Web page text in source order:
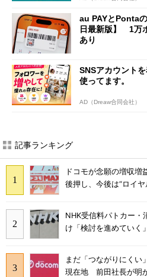
au PAYとPonta
日最新版】 1万
あり
SNSアカウント
使ってます。
AD（Dreaw合同会社）
記事ランキング
ドコモが念願の増収
後押し、今後は“ロイ
NHK受信料パトカー・
け「検討を進めていく
まだ「つながりにくい
現在地 前田社長が明